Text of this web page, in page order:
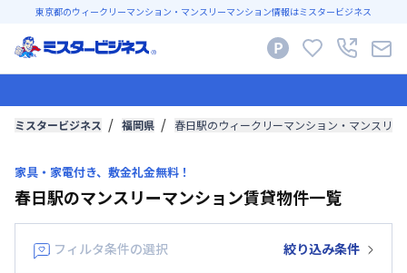
東京都のウィークリーマンション・マンスリーマンション情報はミスタービジネス
ミスタービジネス 福岡県 春日駅のウィークリーマンション・マンスリ
家具・家電付き、敷金礼金無料！
春日駅のマンスリーマンション賃貸物件一覧
フィルタ条件の選択 絞り込み条件